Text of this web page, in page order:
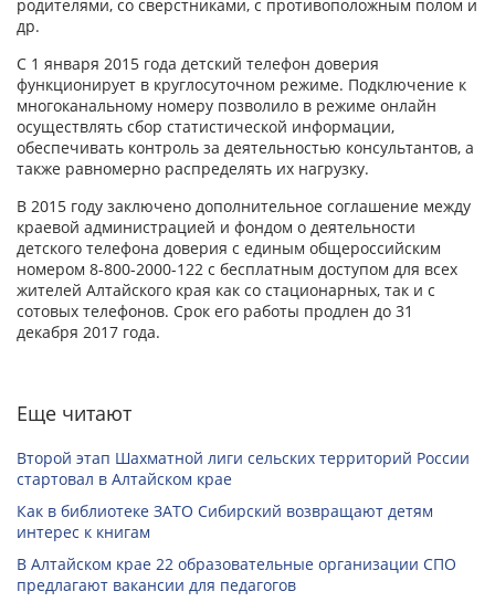
родителями, со сверстниками, с противоположным полом и
др.
С 1 января 2015 года детский телефон доверия
функционирует в круглосуточном режиме. Подключение к
многоканальному номеру позволило в режиме онлайн
осуществлять сбор статистической информации,
обеспечивать контроль за деятельностью консультантов, а
также равномерно распределять их нагрузку.
В 2015 году заключено дополнительное соглашение между
краевой администрацией и фондом о деятельности
детского телефона доверия с единым общероссийским
номером 8-800-2000-122 с бесплатным доступом для всех
жителей Алтайского края как со стационарных, так и с
сотовых телефонов. Срок его работы продлен до 31
декабря 2017 года.
Еще читают
Второй этап Шахматной лиги сельских территорий России
стартовал в Алтайском крае
Как в библиотеке ЗАТО Сибирский возвращают детям
интерес к книгам
В Алтайском крае 22 образовательные организации СПО
предлагают вакансии для педагогов